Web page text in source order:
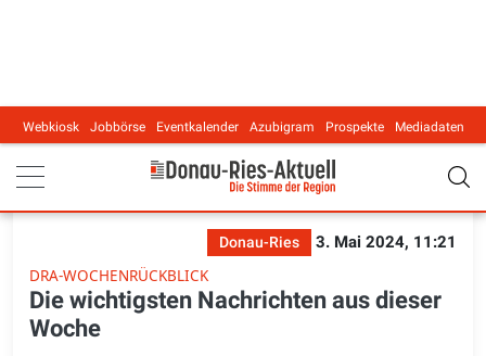
Main navigation
Webkiosk Jobbörse Eventkalender Azubigram Prospekte Mediadaten
Donau-Ries
3. Mai 2024, 11:21
DRA-WOCHENRÜCKBLICK
Die wichtigsten Nachrichten aus dieser
Woche